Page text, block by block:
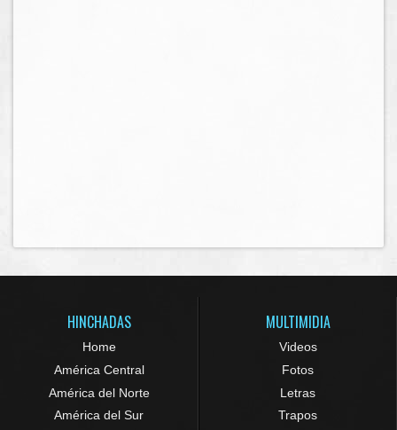
HINCHADAS
Home
América Central
América del Norte
América del Sur
MULTIMIDIA
Videos
Fotos
Letras
Trapos